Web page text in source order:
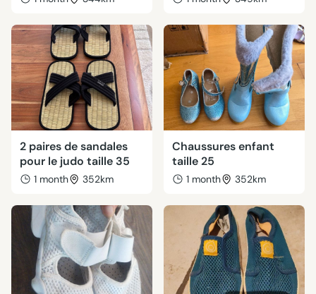
2 paires de sandales
pour le judo taille 35
1 month 352km
Chaussures enfant
taille 25
1 month 352km